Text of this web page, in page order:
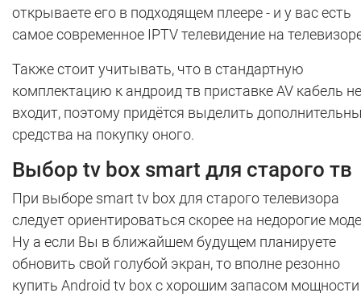
открываете его в подходящем плеере - и у вас есть
самое современное IPTV телевидение на
Также стоит учитывать, что в стандартную
комплектацию к андроид тв приставке AV кабель не
входит, поэтому придётся выделить
средства на покупку оного.
Выбор tv box smart для старого тв
При выборе smart tv box для старого телевизора
следует ориентироваться скорее на недорогие
Ну а если Вы в ближайшем будущем планируете
обновить свой голубой экран, то вполне резонно
купить Android tv box с хорошим запасом